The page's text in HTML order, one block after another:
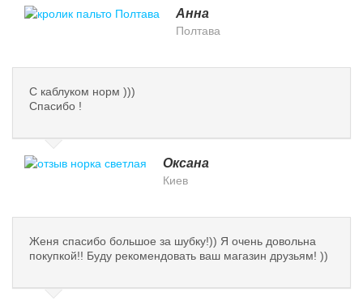
Анна
Полтава
С каблуком норм )))
Спасибо !
Оксана
Киев
Женя спасибо большое за шубку!)) Я очень довольна
покупкой!! Буду рекомендовать ваш магазин друзьям! ))